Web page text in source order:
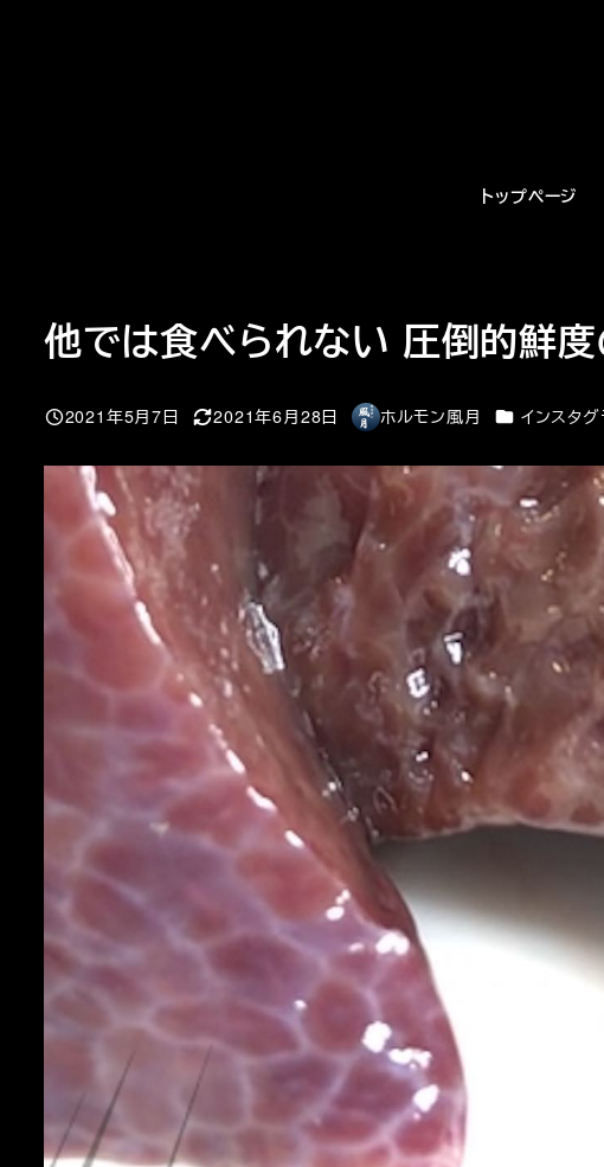
トップページ
他では食べられない 圧倒的鮮
投稿日
2021年5月7日
更新日
2021年6月28日
著
ホルモン風月 カテゴリー
インスタ